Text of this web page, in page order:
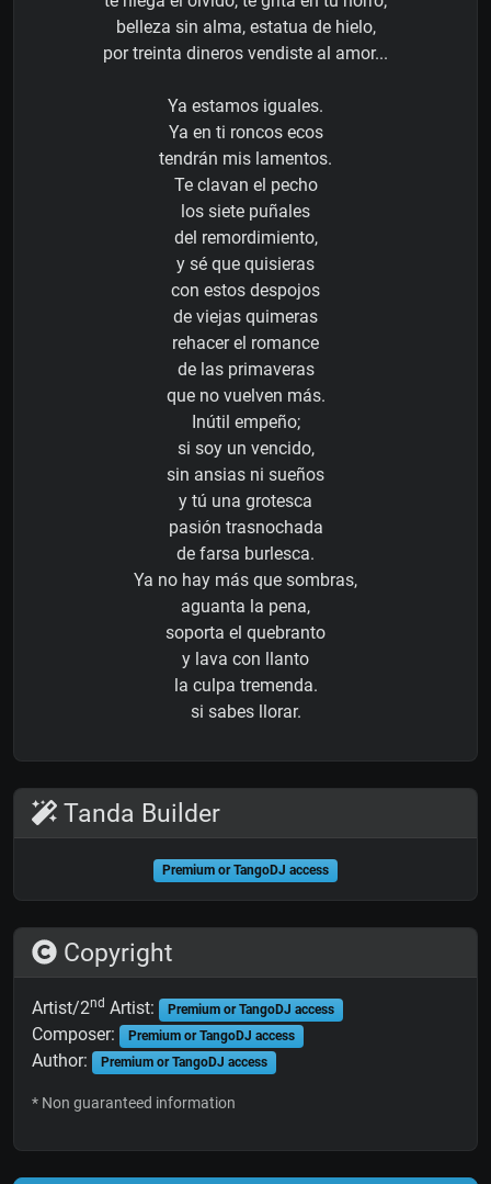
belleza sin alma, estatua de hielo,
por treinta dineros vendiste al amor...
Ya estamos iguales.
Ya en ti roncos ecos
tendrán mis lamentos.
Te clavan el pecho
los siete puñales
del remordimiento,
y sé que quisieras
con estos despojos
de viejas quimeras
rehacer el romance
de las primaveras
que no vuelven más.
Inútil empeño;
si soy un vencido,
sin ansias ni sueños
y tú una grotesca
pasión trasnochada
de farsa burlesca.
Ya no hay más que sombras,
aguanta la pena,
soporta el quebranto
y lava con llanto
la culpa tremenda.
si sabes llorar.
Tanda Builder
Premium or TangoDJ access
Copyright
Artist/2nd Artist: Premium or TangoDJ access
Composer: Premium or TangoDJ access
Author: Premium or TangoDJ access
* Non guaranteed information